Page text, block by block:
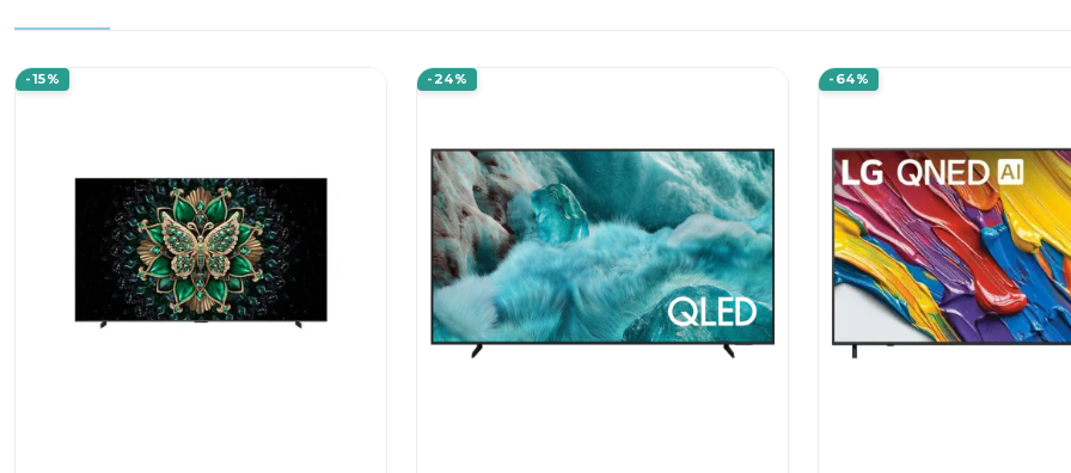
-15% -24% -64%